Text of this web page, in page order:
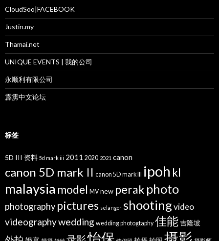
CloudSoo|FACEBOOK
Justin.my
Thamai.net
UNIQUE EVENTS | 我的公司
永顺利有限公司
霹雳中文论坛
标签
5D III 资料 5d mark iii 2011 2020 2021 canon
canon 5D mark II canon 5D mark III ipoh kl
malaysia model MV new perak photo
photography pictures selangor shootingvideo
videographywedding wedding photogtaphy 佳能吉隆坡
摄影